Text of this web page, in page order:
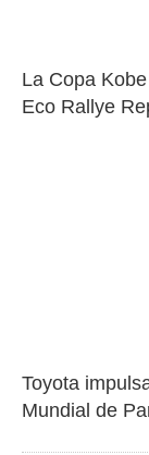
La Copa
Eco Rallye
Toyota
Mundial de